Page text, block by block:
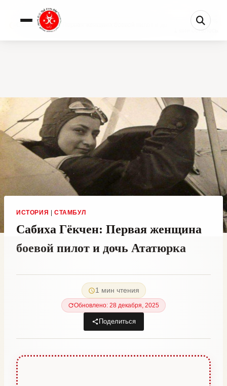
Сабиха Гёкчен: Первая женщина боевой пилот и до...
0%
1 мин осталось
ИСТОРИЯ | СТАМБУЛ
Сабиха Гёкчен: Первая женщина
боевой пилот и дочь Ататюрка
1 мин чтения
Обновлено: 28 декабря, 2025
Поделиться